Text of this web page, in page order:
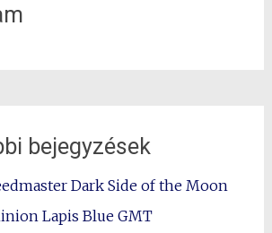
bejegyzések
Dark Side of the Moon
Lapis Blue GMT